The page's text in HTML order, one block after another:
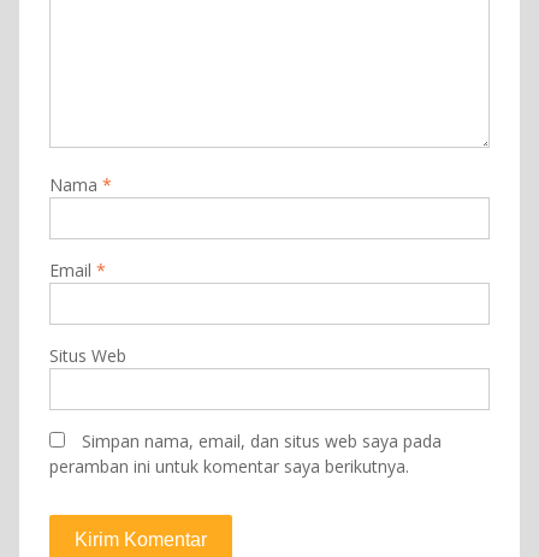
Nama *
Email *
Situs Web
Simpan nama, email, dan situs web saya pada
peramban ini untuk komentar saya berikutnya.